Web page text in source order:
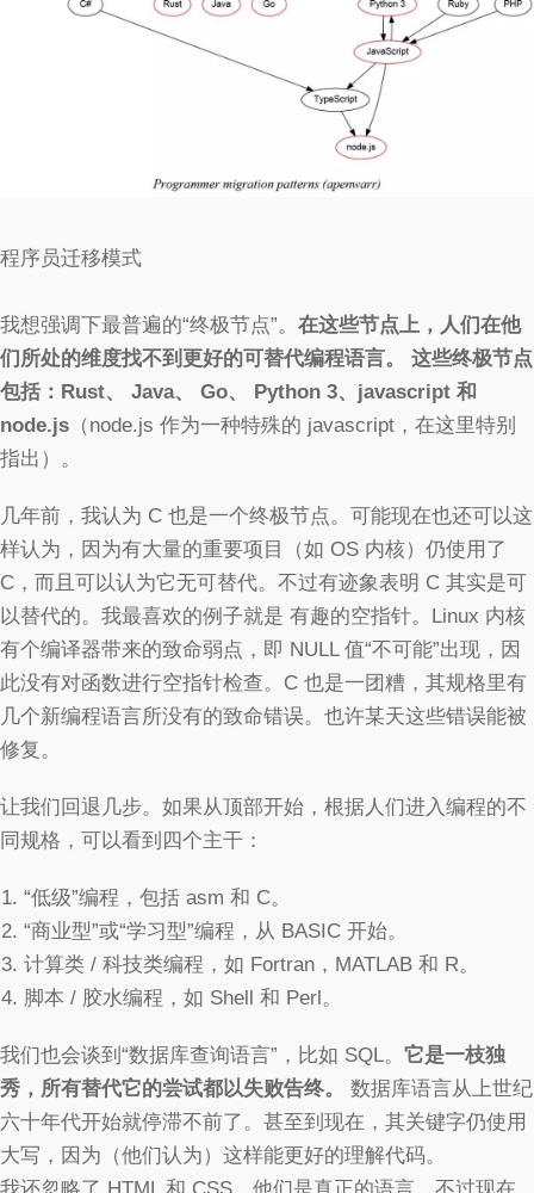
程序员迁移模式
我想强调下最普遍的“终极节点”。 在这些节点上，人们在他
们所处的维度找不到更好的可替代编程语言。
这些终极节点
包括：Rust、 Java、 Go、 Python 3、javascript 和
node.js （node.js 作为一种特殊的 javascript，在这里特别
指出）。
几年前，我认为 C 也是一个终极节点。可能现在也还可以这
样认为，因为有大量的重要项目（如 OS 内核）仍使用了
C，而且可以认为它无可替代。不过有迹象表明 C 其实是可
以替代的。我最喜欢的例子就是 有趣的空指针。Linux 内核
有个编译器带来的致命弱点，即 NULL 值“不可能”出现，因
此没有对函数进行空指针检查。C 也是一团糟，其规格里有
几个新编程语言所没有的致命错误。也许某天这些错误能被
修复。
让我们回退几步。如果从顶部开始，根据人们进入编程的不
同规格，可以看到四个主干：
“低级”编程，包括 asm 和 C。
“商业型”或“学习型”编程，从 BASIC 开始。
计算类 / 科技类编程，如 Fortran，MATLAB 和 R。
脚本 / 胶水编程，如 Shell 和 Perl。
我们也会谈到“数据库查询语言”，比如 SQL。 它是一枝独
秀，所有替代它的尝试都以失败告终。
数据库语言从上世纪
六十年代开始就停滞不前了。甚至到现在，其关键字仍使用
大写，因为（他们认为）这样能更好的理解代码。